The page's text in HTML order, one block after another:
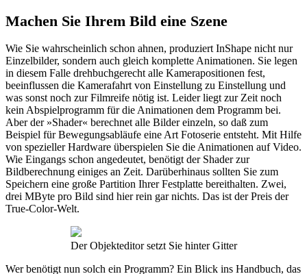
Machen Sie Ihrem Bild eine Szene
Wie Sie wahrscheinlich schon ahnen, produziert InShape nicht nur
Einzelbilder, sondern auch gleich komplette Animationen. Sie legen
in diesem Falle drehbuchgerecht alle Kamerapositionen fest,
beeinflussen die Kamerafahrt von Einstellung zu Einstellung und
was sonst noch zur Filmreife nötig ist. Leider liegt zur Zeit noch
kein Abspielprogramm für die Animationen dem Programm bei.
Aber der »Shader« berechnet alle Bilder einzeln, so daß zum
Beispiel für Bewegungsabläufe eine Art Fotoserie entsteht. Mit Hilfe
von spezieller Hardware überspielen Sie die Animationen auf Video.
Wie Eingangs schon angedeutet, benötigt der Shader zur
Bildberechnung einiges an Zeit. Darüberhinaus sollten Sie zum
Speichern eine große Partition Ihrer Festplatte bereithalten. Zwei,
drei MByte pro Bild sind hier rein gar nichts. Das ist der Preis der
True-Color-Welt.
Der Objekteditor setzt Sie hinter Gitter
Wer benötigt nun solch ein Programm? Ein Blick ins Handbuch, das